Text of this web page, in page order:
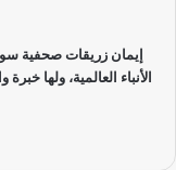
إيمان زريقات صحفية
الأنباء العالمية، ولها